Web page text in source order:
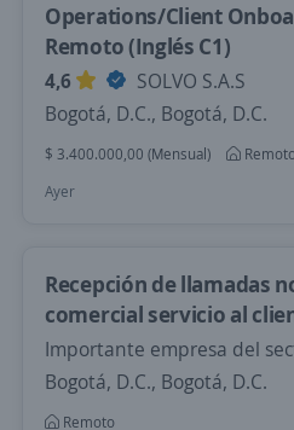
Operations/Client
Remoto (Inglés C1)
4,6
SOLVO S.A.S
Bogotá, D.C., Bogotá, D.C.
$ 3.400.000,00 (Mensual)
Ayer
Recepción de llamadas
comercial servicio al
Importante empresa del
Bogotá, D.C., Bogotá, D.C.
Remoto